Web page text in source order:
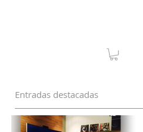
Entradas destacadas